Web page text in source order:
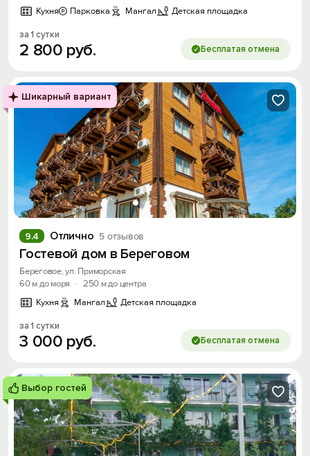
Кухня
Парковка Мангал Детская площадка
за 1 сутки
2 800 руб. Бесплатая отмена
Шикарный вариант
Отлично 5 отзывов
9.4
Гостевой дом в Береговом
Береговое, ул. Приморская
60 м до моря
· 250 м до центра
Кухня
Мангал Детская площадка
за 1 сутки
3 000 руб. Бесплатая отмена
Выбор гостей